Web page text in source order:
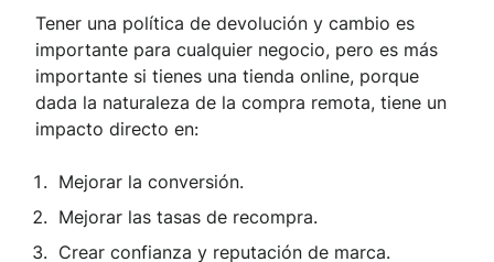
Tener una política de devolución y cambio es
importante para cualquier negocio, pero es más
importante si tienes una tienda online, porque
dada la naturaleza de la compra remota, tiene un
impacto directo en:
Mejorar la conversión.
Mejorar las tasas de recompra.
Crear confianza y reputación de marca.